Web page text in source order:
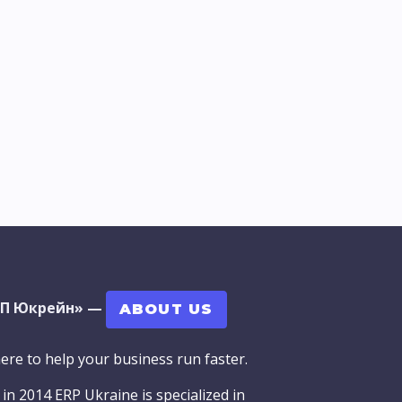
Юкрейн» — ABOUT US
to help your business run faster.
2014 ERP Ukraine is specialized in